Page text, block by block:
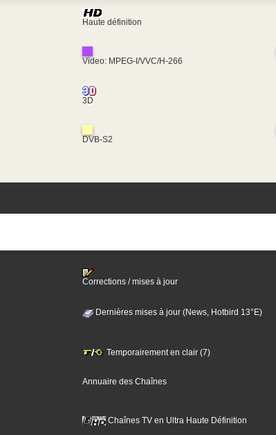
Haute définition
Video: MPEG-I/VVC/H-266
3D
DVB-S2
Corrections / mises à jour
Dernières mises à jour (News, Hotbird 13°E)
Temporairement en clair (7)
Annuaire des Chaînes
Chaînes TV en Ultra Haute Définition